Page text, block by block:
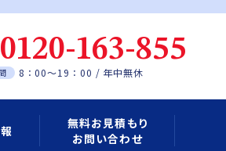
0120-163-855
8：00～19：00 / 年中無休
無料お見積もり
お問い合わせ